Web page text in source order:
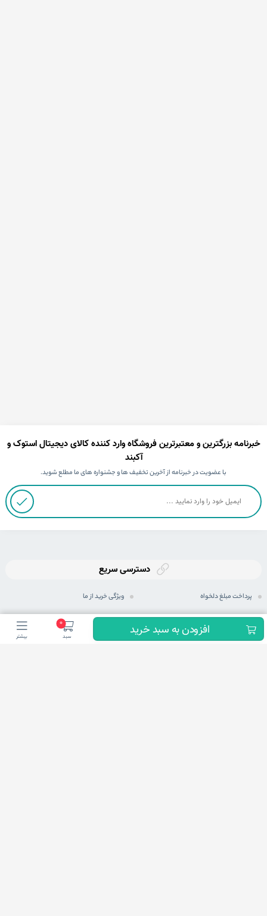
افزودن به سبد خرید 0
سبد بیشتر
خبرنامه بزرگترین و معتبرترین فروشگاه وارد کننده کالای دیجیتال استوک و
آکبند
با عضویت در خبرنامه از آخرین تخفیف ها و جشنواره های ما مطلع شوید.
دسترسی سریع
پرداخت مبلغ دلخواه ویژگی خرید از ما
ثبت سفارش رویه های ارسال سفارش
رویه بازگرداندن کالا شیوه های پرداخت